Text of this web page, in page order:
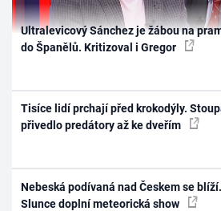
Ultralevicový Sánchez je žábou na
do Španělů. Kritizoval i Gregor
Tisíce lidí prchají před krokodýly.
přivedlo predátory až ke dveřím
Nebeská podívaná nad Českem se
Slunce doplní meteorická show